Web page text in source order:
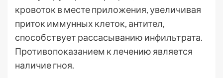
кровоток в месте приложения, увеличивая
приток иммунных клеток, антител,
способствует рассасыванию инфильтрата.
Противопоказанием к лечению является
наличие гноя.